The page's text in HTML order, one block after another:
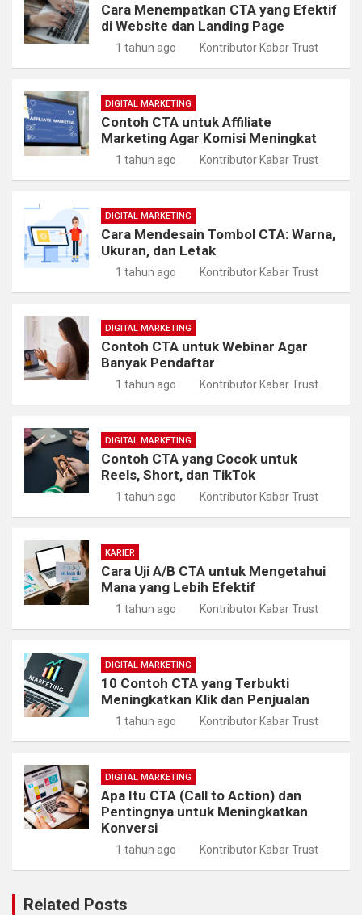
Cara Menempatkan CTA yang Efektif
di Website dan Landing Page
1 tahun ago Kontributor Kabar Trust
DIGITAL MARKETING
Contoh CTA untuk Affiliate
Marketing Agar Komisi Meningkat
1 tahun ago Kontributor Kabar Trust
DIGITAL MARKETING
Cara Mendesain Tombol CTA: Warna,
Ukuran, dan Letak
1 tahun ago Kontributor Kabar Trust
DIGITAL MARKETING
Contoh CTA untuk Webinar Agar
Banyak Pendaftar
1 tahun ago Kontributor Kabar Trust
DIGITAL MARKETING
Contoh CTA yang Cocok untuk
Reels, Short, dan TikTok
1 tahun ago Kontributor Kabar Trust
KARIER
Cara Uji A/B CTA untuk Mengetahui
Mana yang Lebih Efektif
1 tahun ago Kontributor Kabar Trust
DIGITAL MARKETING
10 Contoh CTA yang Terbukti
Meningkatkan Klik dan Penjualan
1 tahun ago Kontributor Kabar Trust
DIGITAL MARKETING
Apa Itu CTA (Call to Action) dan
Pentingnya untuk Meningkatkan
Konversi
1 tahun ago Kontributor Kabar Trust
Related Posts